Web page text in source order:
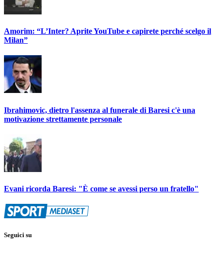
Amorim: “L’Inter? Aprite YouTube e capirete perché scelgo il
Milan”
Ibrahimovic, dietro l'assenza al funerale di Baresi c'è una
motivazione strettamente personale
Evani ricorda Baresi: "È come se avessi perso un fratello"
Seguici su